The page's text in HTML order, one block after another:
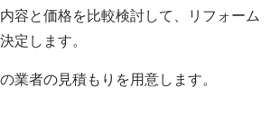
容と価格を比較検討して、リフォーム
定します。
業者の見積もりを用意します。